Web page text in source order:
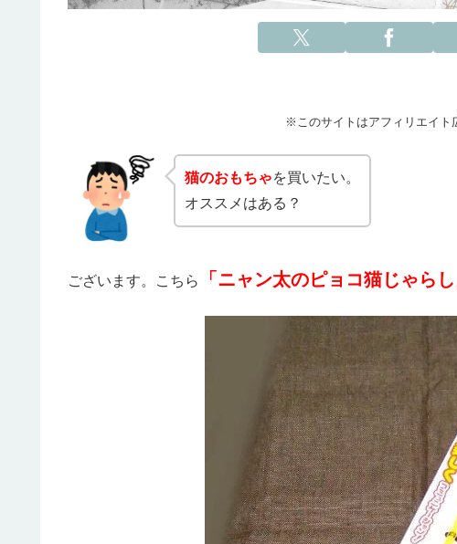
※このサイトはアフィリエイト
猫のおもちゃを買いたい。
オススメはある？
ございます。こちら 「ニャン太のピョコ猫じゃらし